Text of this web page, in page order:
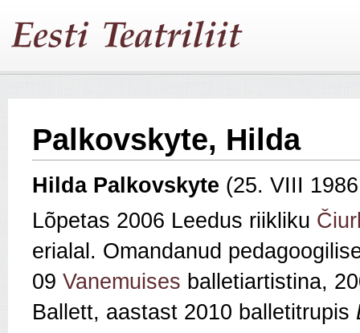
Palkovskyte, Hilda
Hilda Palkovskyte (25. VIII
Lõpetas 2006 Leedus riikliku
erialal. Omandanud
09 Vanemuises balletiartistina,
Ballett, aastast 2010 balletitrupis